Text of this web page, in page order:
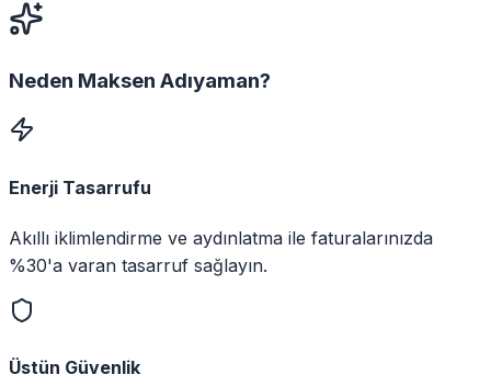
Neden Maksen Adıyaman?
Enerji Tasarrufu
Akıllı iklimlendirme ve aydınlatma ile faturalarınızda
%30'a varan tasarruf sağlayın.
Üstün Güvenlik